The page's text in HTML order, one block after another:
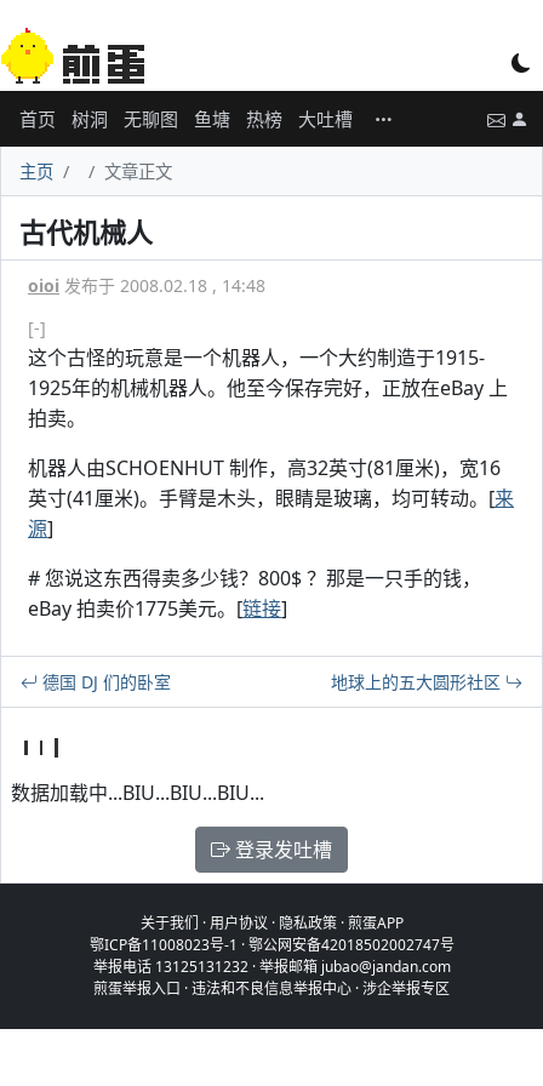
首页 树洞 无聊图 鱼塘 热榜 大吐槽
主页 文章正文
古代机械人
oioi 发布于 2008.02.18 , 14:48
[-]
这个古怪的玩意是一个机器人，一个大约制造于1915-
1925年的机械机器人。他至今保存完好，正放在eBay 上
拍卖。
机器人由SCHOENHUT 制作，高32英寸(81厘米)，宽16
英寸(41厘米)。手臂是木头，眼睛是玻璃，均可转动。[来
源]
# 您说这东西得卖多少钱？800$ ？那是一只手的钱，
eBay 拍卖价1775美元。[链接]
德国 DJ 们的卧室 地球上的五大圆形社区
数据加载中...BIU...BIU...BIU...
登录发吐槽
关于我们 ·用户协议 · 隐私政策·煎蛋APP
鄂ICP备11008023号-1 ·鄂公网安备42018502002747号
举报电话 13125131232 · 举报邮箱 jubao@jandan.com
煎蛋举报入口 ·违法和不良信息举报中心 ·涉企举报专区